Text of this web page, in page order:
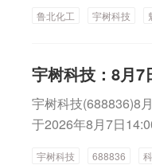
起草法规，禁止进
林剑：中方坚决反
护主义提升不了美
包括美国企业及消
权益。三、段永平
理的H&H
区污水处理厂二期
亿元—1.5亿元回购
楹：控股股东拟
000万元增持公司股
弦电气：拟1000万
持不低于600万元公
鲁北化工 宇树科技
宇树科技：8月7
宇树科技(688836)8
于2026年8月7日
宇树科技 688836